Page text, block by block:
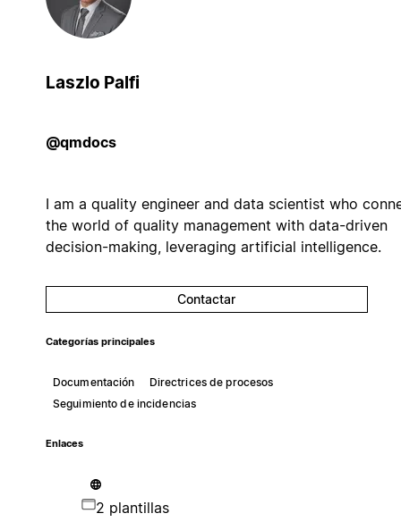
Laszlo Palfi
@qmdocs
I am a quality engineer and data scientist who
the world of quality management with data-driven
decision-making, leveraging artificial intelligence.
Contactar
Categorías principales
Documentación
Directrices de procesos
Seguimiento de incidencias
Enlaces
2 plantillas